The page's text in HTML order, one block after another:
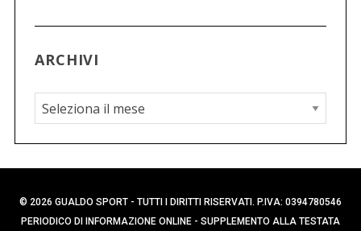
ARCHIVI
A
r
c
h
i
v
© 2026 GUALDO SPORT - TUTTI I DIRITTI RISERVATI. P.IVA: 0394780546
PERIODICO DI INFORMAZIONE ONLINE - SUPPLEMENTO ALLA TESTATA